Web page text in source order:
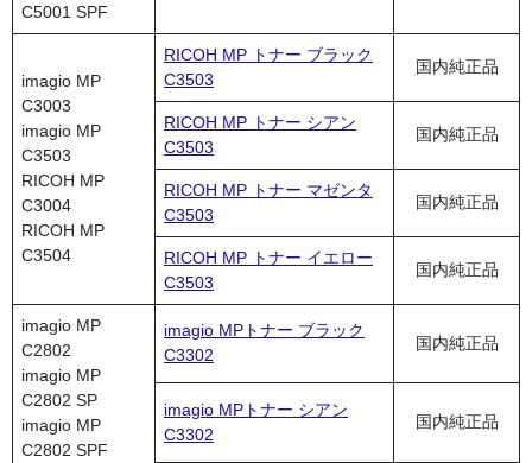
C5001 SPF
imagio MP
C3003
imagio MP
C3503
RICOH MP
C3004
RICOH MP
C3504
RICOH MP トナー ブラック
C3503
国内純正品
RICOH MP トナー シアン
C3503
国内純正品
RICOH MP トナー マゼンタ
C3503
国内純正品
RICOH MP トナー イエロー
C3503
国内純正品
imagio MP
C2802
imagio MP
C2802 SP
imagio MP
C2802 SPF
imagio MPトナー ブラック
C3302
国内純正品
imagio MPトナー シアン
C3302
国内純正品